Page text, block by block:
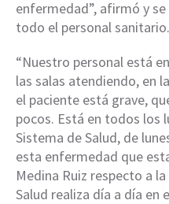
enfermedad”, afirmó y
todo el personal sanitario.
“Nuestro personal está
las salas atendiendo, en
el paciente está grave,
pocos. Está en todos los
Sistema de Salud, de
esta enfermedad que
Medina Ruiz respecto a
Salud realiza día a día en